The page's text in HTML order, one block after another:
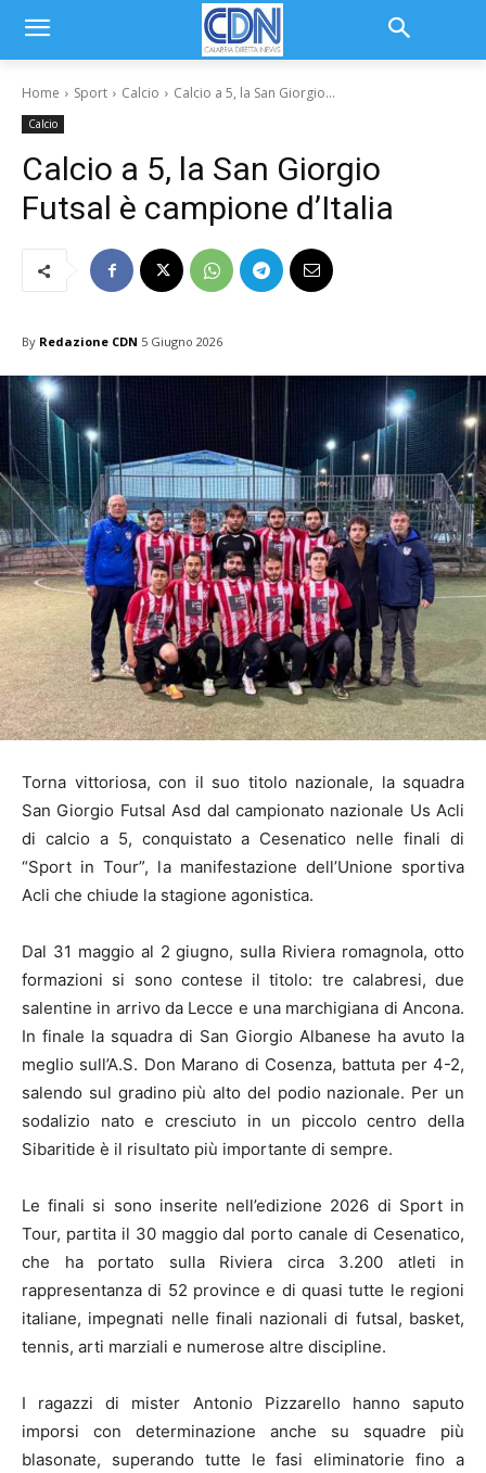
Home Sport Calcio Calcio a 5, la San Giorgio...
Calcio
Calcio a 5, la San Giorgio
Futsal è campione d’Italia
By Redazione CDN 5 Giugno 2026
Torna vittoriosa, con il suo titolo nazionale, la squadra
San Giorgio Futsal Asd dal campionato nazionale Us Acli
di calcio a 5, conquistato a Cesenatico nelle finali di
“Sport in Tour”, la manifestazione dell’Unione sportiva
Acli che chiude la stagione agonistica.
Dal 31 maggio al 2 giugno, sulla Riviera romagnola, otto
formazioni si sono contese il titolo: tre calabresi, due
salentine in arrivo da Lecce e una marchigiana di Ancona.
In finale la squadra di San Giorgio Albanese ha avuto la
meglio sull’A.S. Don Marano di Cosenza, battuta per 4-2,
salendo sul gradino più alto del podio nazionale. Per un
sodalizio nato e cresciuto in un piccolo centro della
Sibaritide è il risultato più importante di sempre.
Le finali si sono inserite nell’edizione 2026 di Sport in
Tour, partita il 30 maggio dal porto canale di Cesenatico,
che ha portato sulla Riviera circa 3.200 atleti in
rappresentanza di 52 province e di quasi tutte le regioni
italiane, impegnati nelle finali nazionali di futsal, basket,
tennis, arti marziali e numerose altre discipline.
I ragazzi di mister Antonio Pizzarello hanno saputo
imporsi con determinazione anche su squadre più
blasonate, superando tutte le fasi eliminatorie fino a